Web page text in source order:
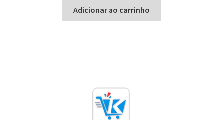
Adicionar ao carrinho